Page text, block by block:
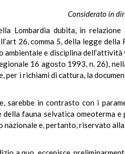
Considerato in
Lombardia dubita, in
26, comma 5, della legge
ambientale e disciplina
16 agosto 1993, n. 26),
i richiami di cattura, la
sarebbe in contrasto con i
fauna selvatica omeoterma
e, pertanto, riservato